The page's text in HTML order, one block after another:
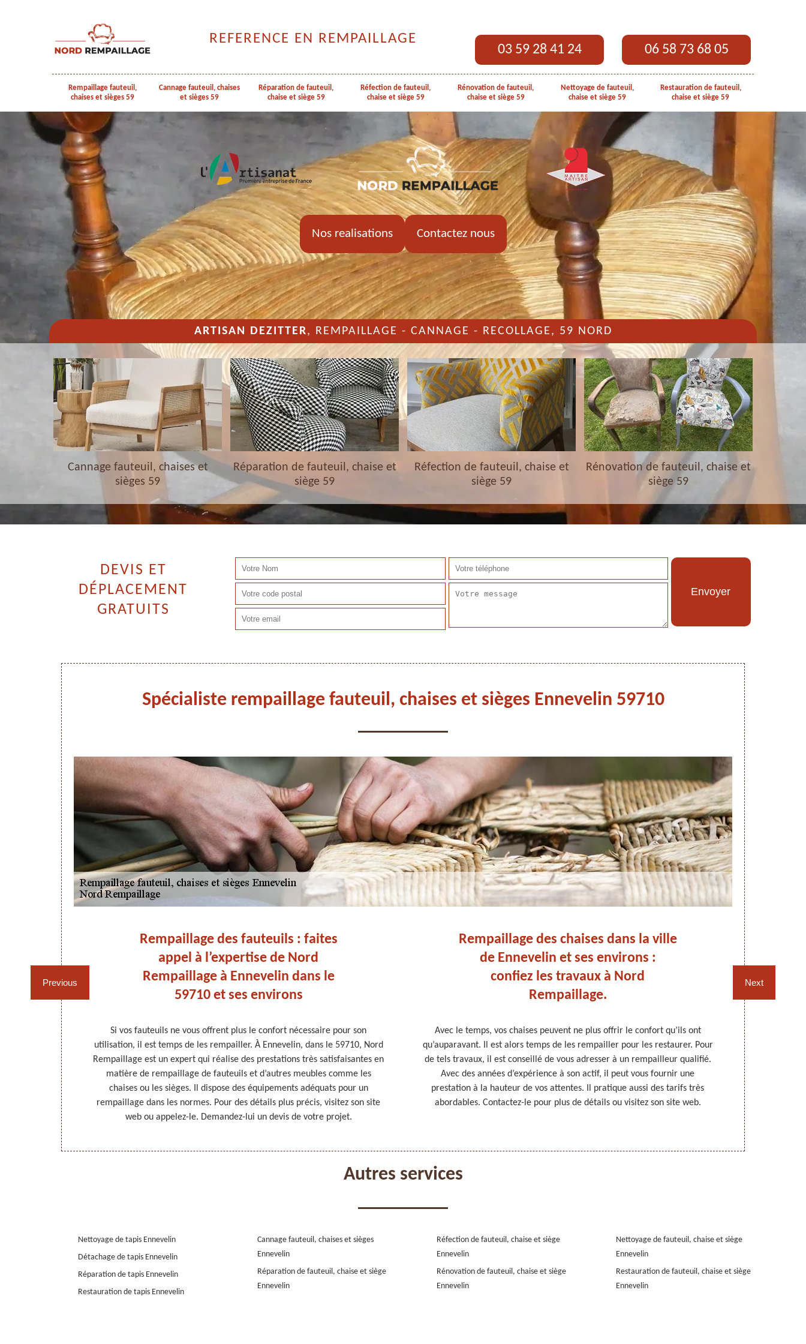
REFERENCE EN REMPAILLAGE
03 59 28 41 24 06 58 73 68 05
Rempaillage fauteuil,
chaises et sièges 59
Cannage fauteuil, chaises
et sièges 59
Réparation de fauteuil,
chaise et siège 59
Réfection de fauteuil,
chaise et siège 59
Rénovation de fauteuil,
chaise et siège 59
Nettoyage de fauteuil,
chaise et siège 59
Restauration de fauteuil,
chaise et siège 59
Nos realisations Contactez nous
ARTISAN DEZITTER, REMPAILLAGE - CANNAGE - RECOLLAGE, 59 NORD
Cannage fauteuil, chaises et
sièges 59
Réparation de fauteuil, chaise et
siège 59
Réfection de fauteuil, chaise et
siège 59
Rénovation de fauteuil, chaise et
siège 59
DEVIS ET
DÉPLACEMENT
GRATUITS
Spécialiste rempaillage fauteuil, chaises et sièges Ennevelin 59710
Previous
Rempaillage des fauteuils : faites
appel à l’expertise de Nord
Rempaillage à Ennevelin dans le
59710 et ses environs
Si vos fauteuils ne vous offrent plus le confort nécessaire pour son
utilisation, il est temps de les rempailler. À Ennevelin, dans le 59710, Nord
Rempaillage est un expert qui réalise des prestations très satisfaisantes en
matière de rempaillage de fauteuils et d’autres meubles comme les
chaises ou les sièges. Il dispose des équipements adéquats pour un
rempaillage dans les normes. Pour des détails plus précis, visitez son site
web ou appelez-le. Demandez-lui un devis de votre projet.
Rempaillage des chaises dans la ville
de Ennevelin et ses environs :
confiez les travaux à Nord
Rempaillage.
Avec le temps, vos chaises peuvent ne plus offrir le confort qu’ils ont
qu’auparavant. Il est alors temps de les rempailler pour les restaurer. Pour
de tels travaux, il est conseillé de vous adresser à un rempailleur qualifié.
Avec des années d’expérience à son actif, il peut vous fournir une
prestation à la hauteur de vos attentes. Il pratique aussi des tarifs très
abordables. Contactez-le pour plus de détails ou visitez son site web.
Next
Autres services
Nettoyage de tapis Ennevelin
Détachage de tapis Ennevelin
Réparation de tapis Ennevelin
Restauration de tapis Ennevelin
Cannage fauteuil, chaises et sièges
Ennevelin
Réparation de fauteuil, chaise et siège
Ennevelin
Réfection de fauteuil, chaise et siège
Ennevelin
Rénovation de fauteuil, chaise et siège
Ennevelin
Nettoyage de fauteuil, chaise et siège
Ennevelin
Restauration de fauteuil, chaise et siège
Ennevelin